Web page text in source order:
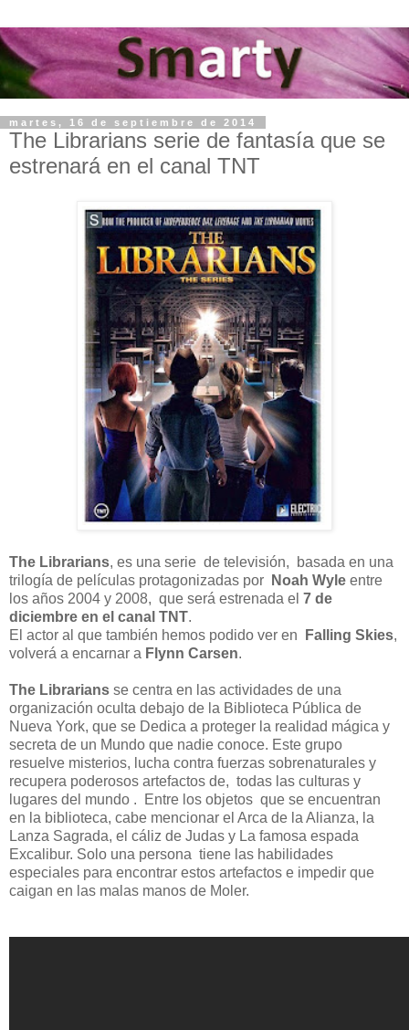
martes, 16 de septiembre de 2014
The Librarians serie de fantasía que se
estrenará en el canal TNT
The Librarians, es una serie de televisión, basada en una
trilogía de películas protagonizadas por
Noah Wyle entre
los años 2004 y 2008, que será estrenada el 7 de
diciembre en el canal TNT.
El actor al que también hemos podido ver en
Falling Skies,
volverá a encarnar a Flynn Carsen.
The Librarians se centra en las actividades de una
organización oculta debajo de la Biblioteca Pública de
Nueva York, que se Dedica a proteger la realidad mágica y
secreta de un Mundo que nadie conoce. Este grupo
resuelve misterios, lucha contra fuerzas sobrenaturales y
recupera poderosos artefactos de, todas las culturas y
lugares del mundo . Entre los objetos que se encuentran
en la biblioteca, cabe mencionar el Arca de la Alianza, la
Lanza Sagrada, el cáliz de Judas y La famosa espada
Excalibur. Solo una persona tiene las habilidades
especiales para encontrar estos artefactos e impedir que
caigan en las malas manos de Moler.